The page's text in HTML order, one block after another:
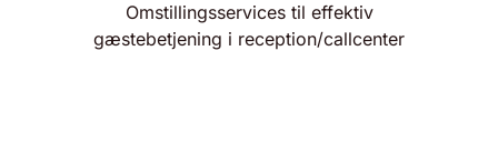
Omstillingsservices til effektiv
gæstebetjening i reception/callcenter